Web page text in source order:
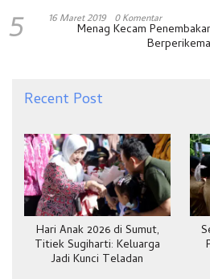
5 16 Maret 2019 0 Komentar
Menag Kecam
Recent Post
Hari Anak 2026 di Sumut,
Titiek Sugiharti: Keluarga
Jadi Kunci Teladan